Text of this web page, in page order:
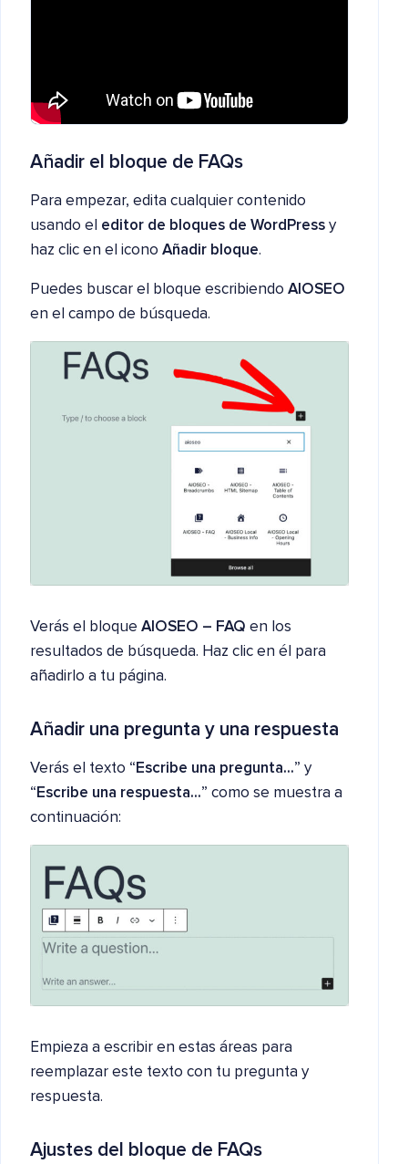
Añadir el bloque de FAQs
Para empezar, edita cualquier contenido
usando el editor de bloques de WordPress y
haz clic en el icono Añadir bloque.
Puedes buscar el bloque escribiendo AIOSEO
en el campo de búsqueda.
Verás el bloque AIOSEO – FAQ en los
resultados de búsqueda. Haz clic en él para
añadirlo a tu página.
Añadir una pregunta y una respuesta
Verás el texto “Escribe una pregunta…” y
“Escribe una respuesta…” como se muestra a
continuación:
Empieza a escribir en estas áreas para
reemplazar este texto con tu pregunta y
respuesta.
Ajustes del bloque de FAQs